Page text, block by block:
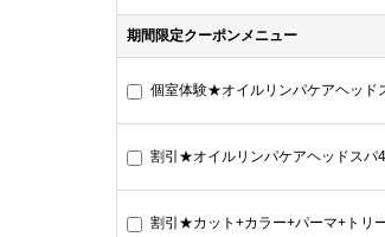
期間限定クーポンメニュー
個室体験★オイルリンパケアヘッ
割引★オイルリンパケアヘッドス
割引★カット+カラー+パーマ+トリ